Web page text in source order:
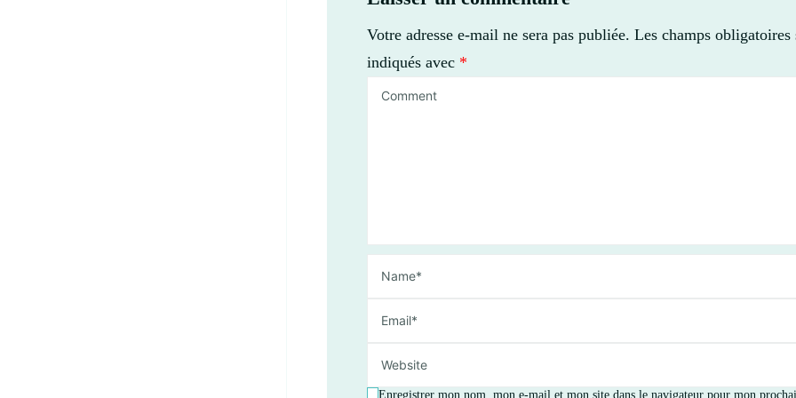
Votre adresse e-mail ne sera pas publiée. Les champs obligatoires
indiqués avec *
Enregistrer mon nom, mon e-mail et mon site dans le navigateur pour mon